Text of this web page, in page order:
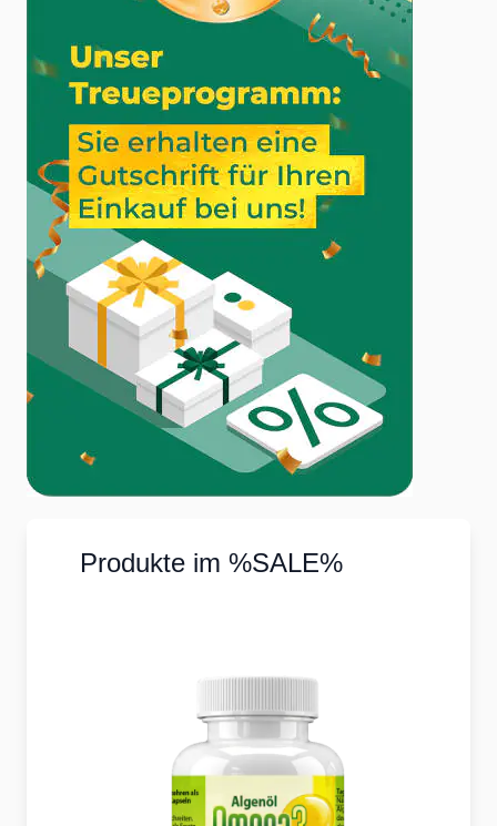
Produkte im %SALE%